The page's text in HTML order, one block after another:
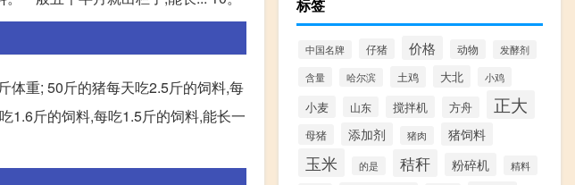
体重; 50斤的猪每天吃2.5斤的饲料,每
1.6斤的饲料,每吃1.5斤的饲料,能长一
标签
中国名牌 仔猪 价格 动物 发酵剂
含量 哈尔滨 土鸡 大北 小鸡
小麦 山东 搅拌机 方舟 正大
母猪 添加剂 猪肉 猪饲料
玉米 的是 秸秆 粉碎机
精料